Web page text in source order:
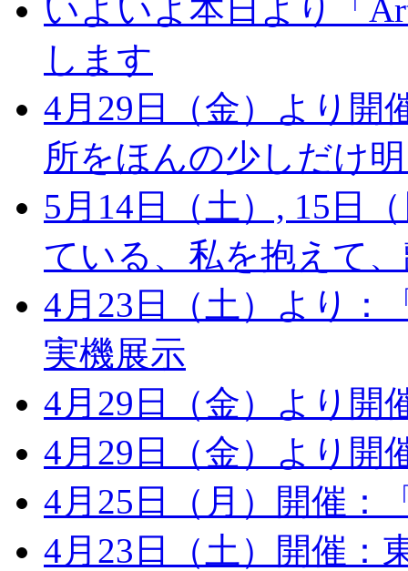
いよいよ本日より「
します
4月29日（金）より開
所をほんの少しだけ
5月14日（土）, 15日
ている、私を抱えて
4月23日（土）より：
実機展示
4月29日（金）より開
4月29日（金）より開
4月25日（月）開催：
4月23日（土）開催：